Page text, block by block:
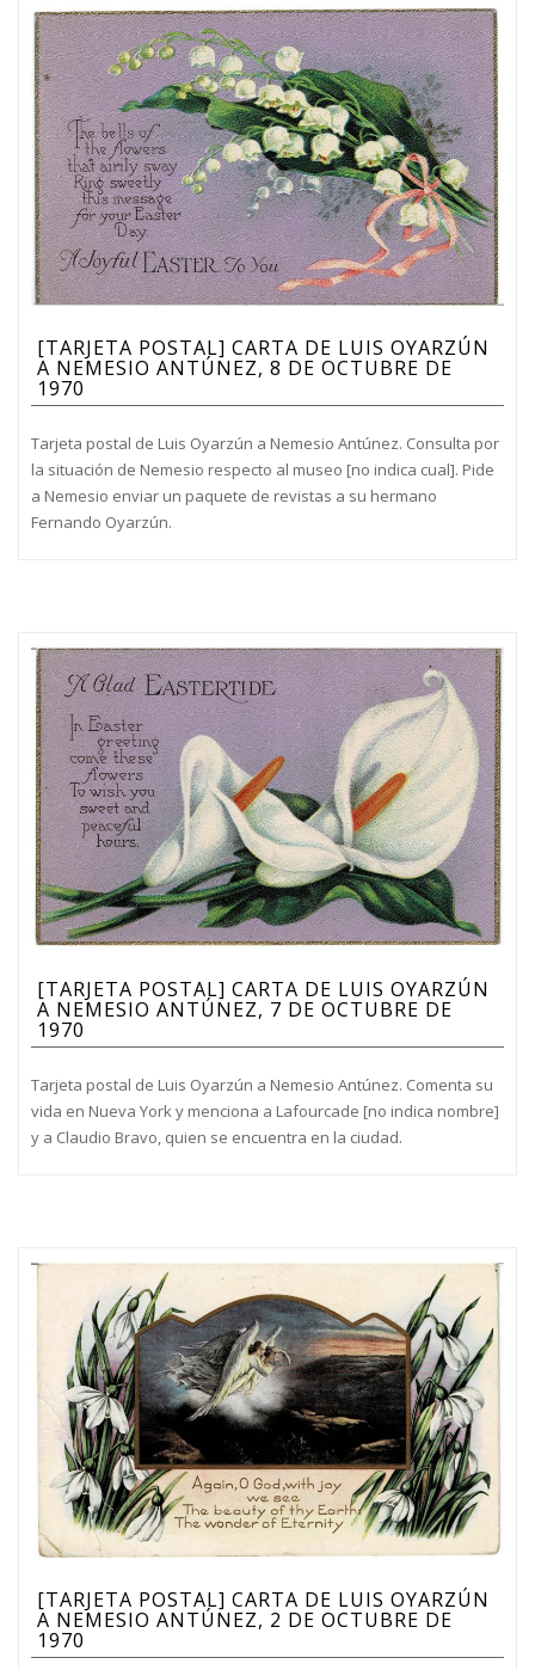
[TARJETA POSTAL] CARTA DE LUIS OYARZÚN
A NEMESIO ANTÚNEZ, 8 DE OCTUBRE DE
1970
Tarjeta postal de Luis Oyarzún a Nemesio Antúnez. Consulta por
la situación de Nemesio respecto al museo [no indica cual]. Pide
a Nemesio enviar un paquete de revistas a su hermano
Fernando Oyarzún.
[TARJETA POSTAL] CARTA DE LUIS OYARZÚN
A NEMESIO ANTÚNEZ, 7 DE OCTUBRE DE
1970
Tarjeta postal de Luis Oyarzún a Nemesio Antúnez. Comenta su
vida en Nueva York y menciona a Lafourcade [no indica nombre]
y a Claudio Bravo, quien se encuentra en la ciudad.
[TARJETA POSTAL] CARTA DE LUIS OYARZÚN
A NEMESIO ANTÚNEZ, 2 DE OCTUBRE DE
1970